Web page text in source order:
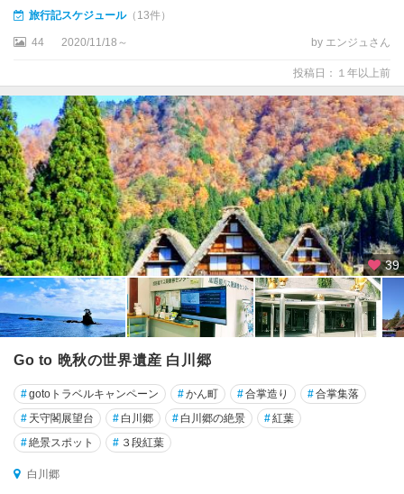
旅行記スケジュール（13件）
44 2020/11/18～ by エンジュさん
投稿日：１年以上前
39
Go to 晩秋の世界遺産 白川郷
#gotoトラベルキャンペーン #かん町 #合掌造り #合掌集落
# 天守閣展望台 # 白川郷 # 白川郷の絶景 #紅葉
#絶景スポット # ３段紅葉
白川郷